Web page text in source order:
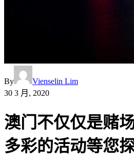
By
Vienselin Lim
30 3 月, 2020
澳门不仅仅是赌
多彩的活动等您探